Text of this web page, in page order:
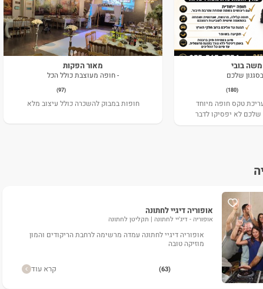
בובי
שלכם
(180)
טקס חופה מיוחד
שלכם לא יפסיקו לדבר
עליו
מאור הפקות
- חופה מעוצבת כולל הכל
(97)
חופות במבוק להשכרה כולל עיצוב מלא
אופוריה דיגיי לחתונה
אופוריה - דיג'יי לחתונה | תקליטן לחתונה
אופוריה דיגיי לחתונה עמדה מרשימה לרחבת הריקודים והמון
מוזיקה טובה
(63) קרא עוד